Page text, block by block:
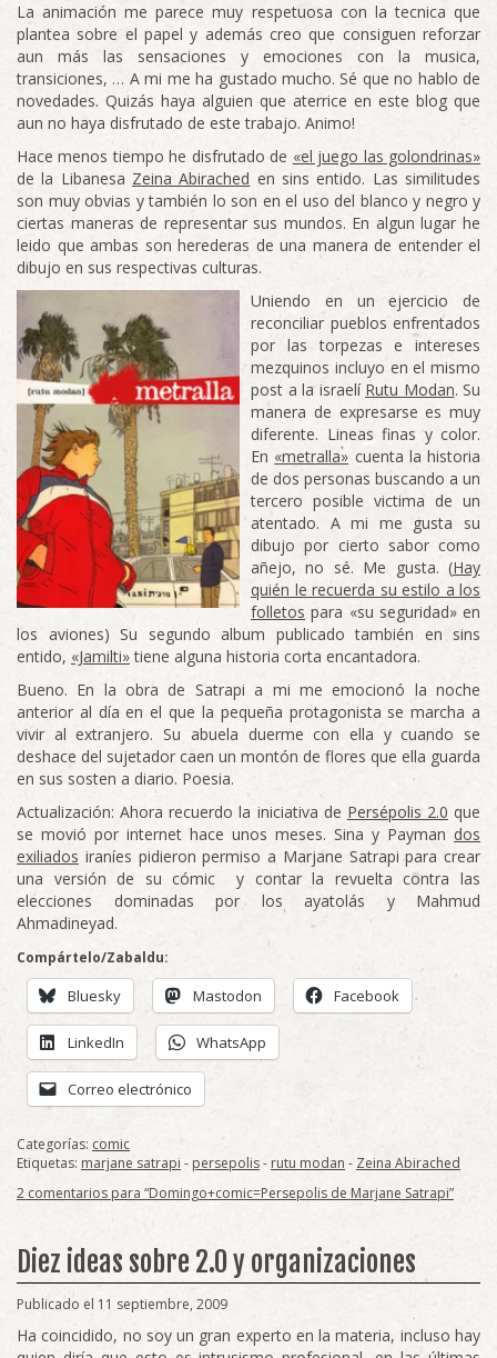
La animación me parece muy respetuosa con la tecnica que
plantea sobre el papel y además creo que consiguen reforzar
aun más las sensaciones y emociones con la musica,
transiciones, … A mi me ha gustado mucho. Sé que no hablo de
novedades. Quizás haya alguien que aterrice en este blog que
aun no haya disfrutado de este trabajo. Animo!
Hace menos tiempo he disfrutado de «el juego las golondrinas»
de la Libanesa Zeina Abirached en sins entido. Las similitudes
son muy obvias y también lo son en el uso del blanco y negro y
ciertas maneras de representar sus mundos. En algun lugar he
leido que ambas son herederas de una manera de entender el
dibujo en sus respectivas culturas.
Uniendo en un ejercicio de
reconciliar pueblos enfrentados
por las torpezas e intereses
mezquinos incluyo en el mismo
post a la israelí Rutu Modan. Su
manera de expresarse es muy
diferente. Lineas finas y color.
En «metralla» cuenta la historia
de dos personas buscando a un
tercero posible victima de un
atentado. A mi me gusta su
dibujo por cierto sabor como
añejo, no sé. Me gusta. (Hay
quién le recuerda su estilo a los
folletos para «su seguridad» en
los aviones) Su segundo album publicado también en sins
entido, «Jamilti»tiene alguna historia corta encantadora.
Bueno. En la obra de Satrapi a mi me emocionó la noche
anterior al día en el que la pequeña protagonista se marcha a
vivir al extranjero. Su abuela duerme con ella y cuando se
deshace del sujetador caen un montón de flores que ella guarda
en sus sosten a diario. Poesia.
Actualización: Ahora recuerdo la iniciativa de Persépolis 2.0 que
se movió por internet hace unos meses. Sina y Payman dos
exiliados iraníes pidieron permiso a Marjane Satrapi para crear
una versión de su cómic y contar la revuelta contra las
elecciones dominadas por los ayatolás y Mahmud
Ahmadineyad.
Compártelo/Zabaldu:
Bluesky Mastodon Facebook
LinkedIn WhatsApp
Correo electrónico
Categorías: comic
Etiquetas: marjane satrapi - persepolis- rutu modan - Zeina Abirached
2 comentarios para “Domingo+comic=Persepolis de Marjane Satrapi”
Diez ideas sobre 2.0 y organizaciones
Publicado el 11 septiembre, 2009
Ha coincidido, no soy un gran experto en la materia, incluso hay